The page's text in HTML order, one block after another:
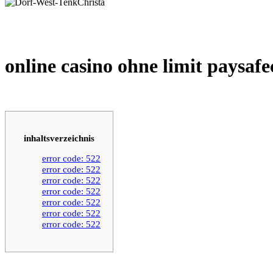
online casino ohne limit
inhaltsverzeichnis
error code: 522
error code: 522
error code: 522
error code: 522
error code: 522
error code: 522
error code: 522